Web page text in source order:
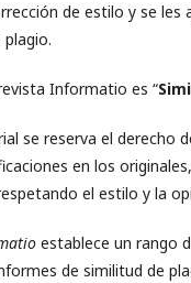
de estilo y se les
Informatio es “
se reserva el derecho
en los
el estilo y la
establece un rango
de similitud de